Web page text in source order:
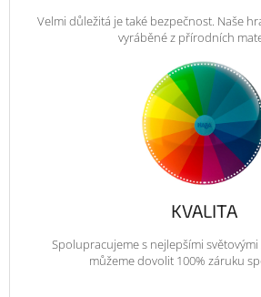
Velmi důležitá je také bezpečnost. Naše
vyráběné z přírodních
KVALITA
Spolupracujeme s nejlepšími
můžeme dovolit 100% záruku